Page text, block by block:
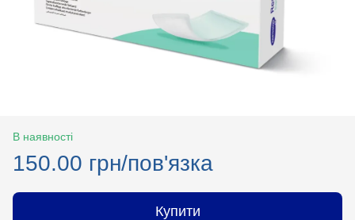
В наявності
150.00 грн/пов'язка
Купити